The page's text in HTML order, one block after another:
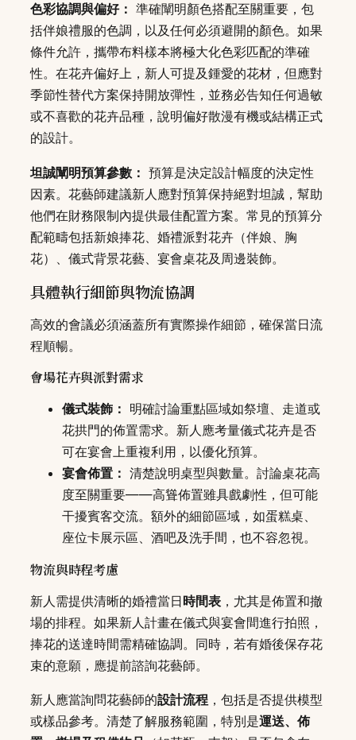
色彩協調與偏好： 準確闡明顏色搭配至關重要，包
括伴娘禮服的色調，以及任何必須避開的顏色。如果
條件允許，攜帶布料樣本將極大化色彩匹配的準確
性。在花卉偏好上，新人可提及鍾愛的花材，但應對
季節性替代方案保持開放彈性，並務必告知任何過敏
或不喜歡的花卉品種，說明偏好散漫有機或結構正式
的設計。
坦誠闡明預算參數： 預算是決定設計幅度的決定性
因素。花藝師建議新人應對預算保持絕對坦誠，幫助
他們在財務限制內提供最佳配置方案。常見的預算分
配範疇包括新娘捧花、婚禮派對花卉（伴娘、胸
花）、儀式背景花藝、宴會桌花及周邊裝飾。
具體執行細節與物流協調
高效的會議必須涵蓋所有實際操作細節，確保當日流
程順暢。
會場花卉與派對需求
儀式裝飾： 明確討論重點區域如祭壇、走道或
花拱門的佈置需求。新人應考量儀式花卉是否
可在宴會上重複利用，以優化預算。
宴會佈置： 清楚說明桌型與數量。討論桌花高
度至關重要——高聳佈置雖具戲劇性，但可能
干擾賓客交流。額外的細節區域，如蛋糕桌、
座位卡展示區、酒吧及洗手間，也不容忽視。
物流與時程考慮
新人需提供清晰的婚禮當日時間表 ，尤其是佈置和撤
場的排程。如果新人計畫在儀式與宴會間進行拍照，
捧花的送達時間需精確協調。同時，若有婚後保存花
束的意願，應提前諮詢花藝師。
新人應當詢問花藝師的設計流程 ，包括是否提供模型
或樣品參考。清楚了解服務範圍，特別是運送、佈